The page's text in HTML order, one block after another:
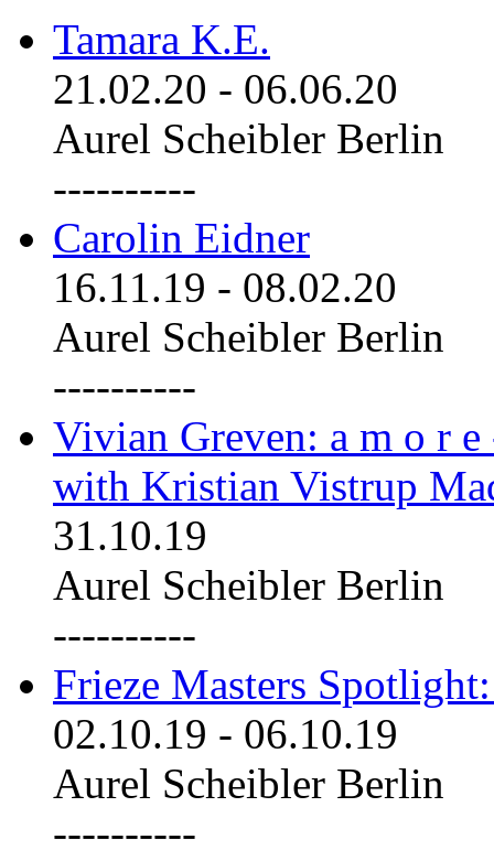
Tamara K.E.
21.02.20 - 06.06.20
Aurel Scheibler Berlin
----------
Carolin Eidner
16.11.19 - 08.02.20
Aurel Scheibler Berlin
----------
Vivian Greven: a m o r
with Kristian Vistrup
31.10.19
Aurel Scheibler Berlin
----------
Frieze Masters
02.10.19 - 06.10.19
Aurel Scheibler Berlin
----------